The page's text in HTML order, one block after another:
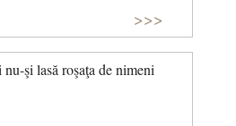
>>>
şi lasă roşaţa de nimeni